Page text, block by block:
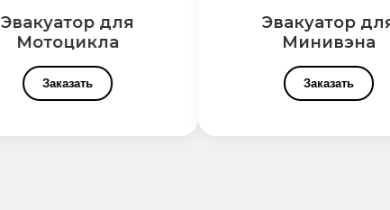
Эвакуатор для
Мотоцикла
Заказать
Эвакуатор для
Минивэна
Заказать